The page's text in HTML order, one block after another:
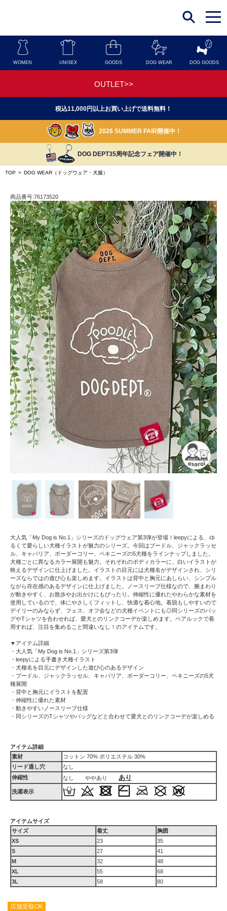
t
o
g
n
a
o
WOMEN UNISEX GOODS DOG WEAR DOG GOODS
OUTLET>>
税込11,000円以上お買い上げで送料無料！
2026 SUMMER FAIR開催中！
DOG DEPT35周年記念フェア開催中！
TOP > DOG WEAR（ドッグウェア・犬服）
商品番号:76173520
大人気「My Dog is No.1」シリーズのドッグウェア第3弾が登場！leepyによる、ゆ
るくて愛らしい犬種イラストが魅力のシリーズ。今回はプードル、ジャックラッセ
ル、キャバリア、ボーダーコリー、ペキニーズの5犬種をラインナップしました。
犬種ごとに異なるカラー展開も魅力。それぞれのボディカラーに、白いイラストが
映えるデザインに仕上げました。イラストの目元には犬種名がデザインされ、シリ
ーズならではの遊び心も楽しめます。イラストは背中と胸元にあしらい、シンプル
ながら存在感のあるデザインに仕上げました。ノースリーブ仕様なので、腕まわり
が動きやすく、お散歩やお出かけにもぴったり。伸縮性に優れたやわらかな素材を
使用しているので、体にやさしくフィットし、快適な着心地。着脱もしやすいので
デイリーのみならず、フェス、オフ会などの犬種イベントにも◎同シリーズのバッ
グやTシャツを合わせれば、愛犬とのリンクコーデが楽しめます。ペアルックで着
用すれば、注目を集めること間違いなし！のアイテムです。
▼アイテム詳細
・大人気「My Dog is No.1」シリーズ第3弾
・leepyによる手書き犬種イラスト
・犬種名を目元にデザインした遊び心のあるデザイン
・プードル、ジャックラッセル、キャバリア、ボーダーコリー、ペキニーズの5犬
種展開
・背中と胸元にイラストを配置
・伸縮性に優れた素材
・動きやすいノースリーブ仕様
・同シリーズのTシャツやバッグなどと合わせて愛犬とのリンクコーデが楽しめる
アイテム詳細
素材
コットン 70% ポリエステル 30%
リード通し穴
なし
伸縮性
なし ややあり あり
洗濯表示
アイテムサイズ
サイズ
着丈
胸囲
XS
23
35
S
27
41
M
32
48
XL
55
68
3L
58 80
店舗受取OK